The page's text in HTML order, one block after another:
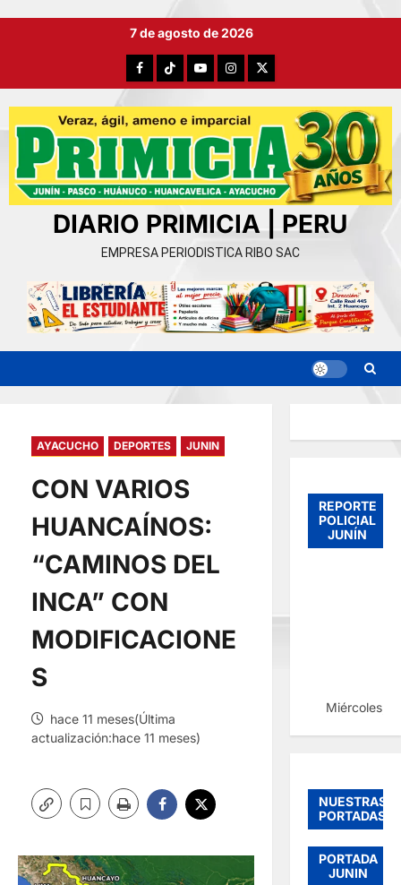
7 de agosto de 2026
FacebookTikTokYouTubeInstagram
X
DIARIO PRIMICIA | PERU
EMPRESA PERIODISTICA RIBO SAC
AYACUCHO DEPORTES JUNIN
CON VARIOS
HUANCAÍNOS:
“CAMINOS DEL
INCA” CON
MODIFICACIONE
S
hace 11 meses(Última
actualización:hace 11 meses)
REPORTE
POLICIAL
JUNÍN
Miércoles,
NUESTRAS
PORTADAS
PORTADA
JUNIN